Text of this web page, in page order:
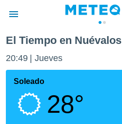
de
por
que se
calidad.
El Tiempo en Nuévalos
20:49 Jueves
Soleado
28°